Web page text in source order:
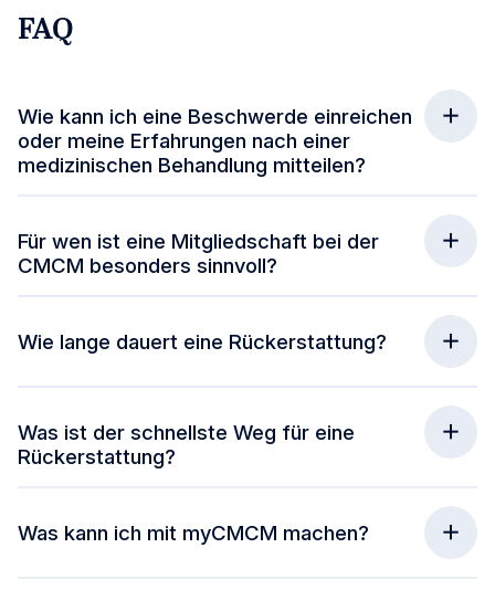
FAQ
Wie kann ich eine Beschwerde einreichen
oder meine Erfahrungen nach einer
medizinischen Behandlung mitteilen?
Für wen ist eine Mitgliedschaft bei der
CMCM besonders sinnvoll?
Wie lange dauert eine Rückerstattung?
Was ist der schnellste Weg für eine
Rückerstattung?
Was kann ich mit myCMCM machen?